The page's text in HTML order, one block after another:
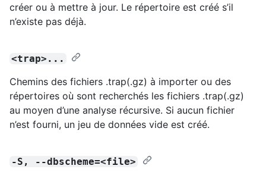
créer ou à mettre à jour. Le répertoire est créé s’il
n’existe pas déjà.
<trap>...
Chemins des fichiers .trap(.gz) à importer ou des
répertoires où sont recherchés les fichiers .trap(.gz)
au moyen d’une analyse récursive. Si aucun fichier
n’est fourni, un jeu de données vide est créé.
-S, --dbscheme=<file>